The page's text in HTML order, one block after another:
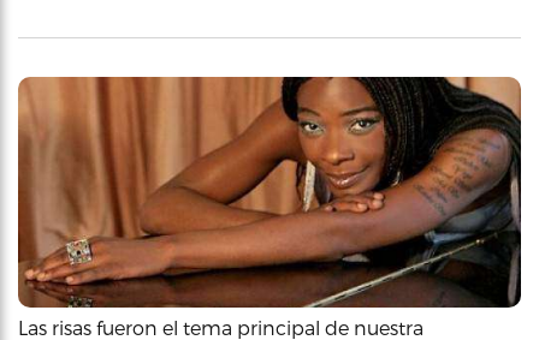
Las risas fueron el tema principal de nuestra